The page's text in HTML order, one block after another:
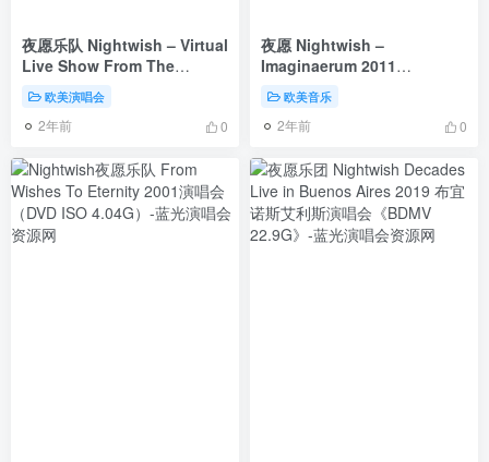
夜愿乐队 Nightwish – Virtual
Live Show From The
Islanders Arms 2021 (2022)
《BDMV 20.7GB》
欧美演唱会
2年前 0
夜愿 Nightwish –
Imaginaerum 2011
[24Bit/192kHz] [Hi-Res
Flac+cue 3.05GB]
欧美音乐
2年前 0